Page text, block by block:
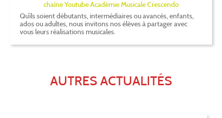
chaîne Youtube Académie Musicale Crescendo
Qu’ils soient débutants, intermédiaires ou avancés, enfants,
ados ou adultes, nous invitons nos élèves à partager avec
vous leurs réalisations musicales.
AUTRES ACTUALITÉS